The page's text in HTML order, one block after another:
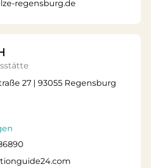
regensburg.de
27 | 93055 Regensburg